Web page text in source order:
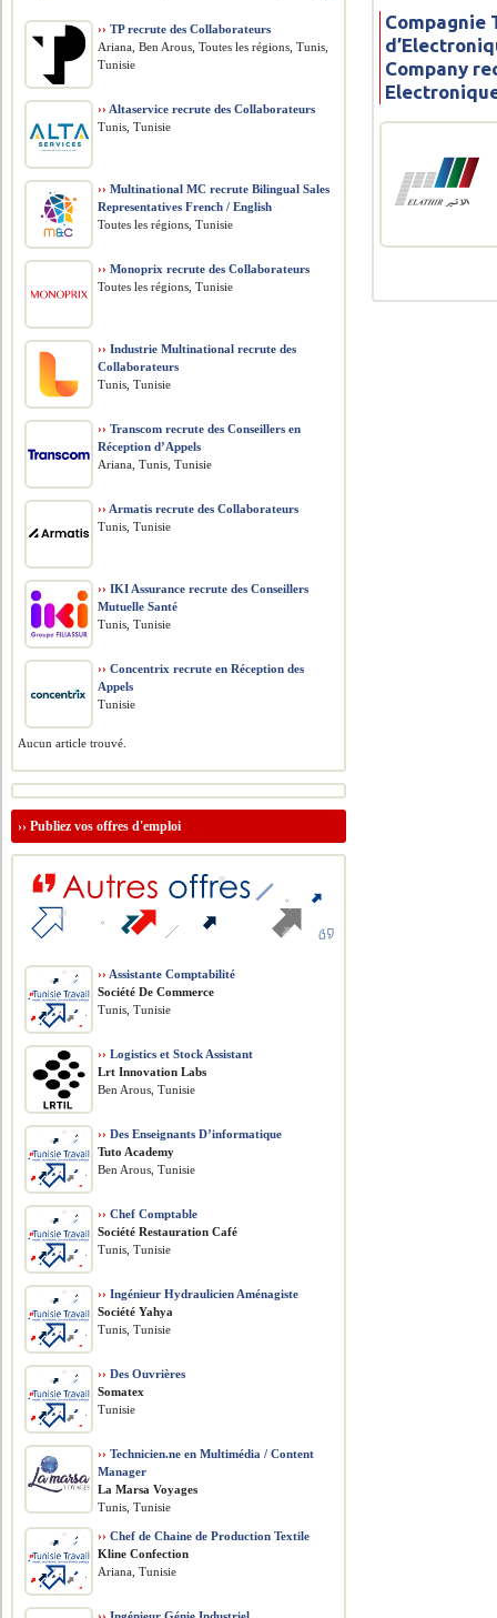
Compagnie
Company
›› TP recrute des Collaborateurs
Ariana, Ben Arous, Toutes les régions, Tunis,
Tunisie
›› Altaservice recrute des Collaborateurs
Tunis, Tunisie
›› Multinational MC recrute Bilingual Sales
Representatives French / English
Toutes les régions, Tunisie
›› Monoprix recrute des Collaborateurs
Toutes les régions, Tunisie
›› Industrie Multinational recrute des
Collaborateurs
Tunis, Tunisie
›› Transcom recrute des Conseillers en
Réception d’Appels
Ariana, Tunis, Tunisie
›› Armatis recrute des Collaborateurs
Tunis, Tunisie
›› IKI Assurance recrute des Conseillers
Mutuelle Santé
Tunis, Tunisie
›› Concentrix recrute en Réception des
Appels
Tunisie
Aucun article trouvé.
››Publiez vos offres d'emploi
›› Assistante Comptabilité
Société De Commerce
Tunis, Tunisie
›› Logistics et Stock Assistant
Lrt Innovation Labs
Ben Arous, Tunisie
›› Des Enseignants D’informatique
Tuto Academy
Ben Arous, Tunisie
›› Chef Comptable
Société Restauration Café
Tunis, Tunisie
›› Ingénieur Hydraulicien Aménagiste
Société Yahya
Tunis, Tunisie
›› Des Ouvrières
Somatex
Tunisie
›› Technicien.ne en Multimédia / Content
Manager
La Marsa Voyages
Tunis, Tunisie
›› Chef de Chaine de Production Textile
Kline Confection
Ariana, Tunisie